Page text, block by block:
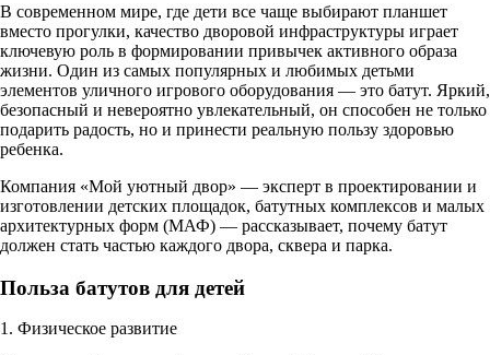
В современном мире, где дети все чаще выбирают планшет
вместо прогулки, качество дворовой инфраструктуры играет
ключевую роль в формировании привычек активного образа
жизни. Один из самых популярных и любимых детьми
элементов уличного игрового оборудования — это батут. Яркий,
безопасный и невероятно увлекательный, он способен не только
подарить радость, но и принести реальную пользу здоровью
ребенка.
Компания «Мой уютный двор» — эксперт в проектировании и
изготовлении детских площадок, батутных комплексов и малых
архитектурных форм (МАФ) — рассказывает, почему батут
должен стать частью каждого двора, сквера и парка.
Польза батутов для детей
1. Физическое развитие